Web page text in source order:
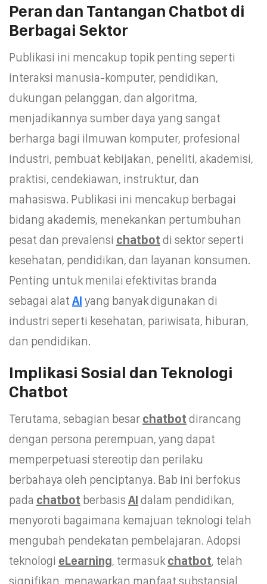
Peran dan Tantangan Chatbot di
Berbagai Sektor
Publikasi ini mencakup topik penting seperti
interaksi manusia-komputer, pendidikan,
dukungan pelanggan, dan algoritma,
menjadikannya sumber daya yang sangat
berharga bagi ilmuwan komputer, profesional
industri, pembuat kebijakan, peneliti, akademisi,
praktisi, cendekiawan, instruktur, dan
mahasiswa. Publikasi ini mencakup berbagai
bidang akademis, menekankan pertumbuhan
pesat dan prevalensi chatbot di sektor seperti
kesehatan, pendidikan, dan layanan konsumen.
Penting untuk menilai efektivitas branda
sebagai alat AI yang banyak digunakan di
industri seperti kesehatan, pariwisata, hiburan,
dan pendidikan.
Implikasi Sosial dan Teknologi
Chatbot
Terutama, sebagian besar chatbot dirancang
dengan persona perempuan, yang dapat
memperpetuasi stereotip dan perilaku
berbahaya oleh penciptanya. Bab ini berfokus
pada chatbot berbasis AI dalam pendidikan,
menyoroti bagaimana kemajuan teknologi telah
mengubah pendekatan pembelajaran. Adopsi
teknologi eLearning, termasukchatbot, telah
signifikan, menawarkan manfaat substansial